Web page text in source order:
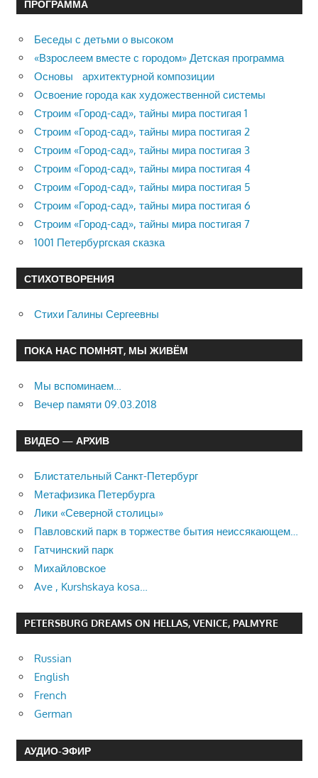
ПРОГРАММА
Беседы с детьми о высоком
«Взрослеем вместе с городом» Детская программа
Основы архитектурной композиции
Освоение города как художественной системы
Строим «Город-сад», тайны мира постигая 1
Строим «Город-сад», тайны мира постигая 2
Строим «Город-сад», тайны мира постигая 3
Строим «Город-сад», тайны мира постигая 4
Строим «Город-сад», тайны мира постигая 5
Строим «Город-сад», тайны мира постигая 6
Строим «Город-сад», тайны мира постигая 7
1001 Петербургская сказка
СТИХОТВОРЕНИЯ
Стихи Галины Сергеевны
ПОКА НАС ПОМНЯТ, МЫ ЖИВЁМ
Мы вспоминаем…
Вечер памяти 09.03.2018
ВИДЕО — АРХИВ
Блистательный Санкт-Петербург
Метафизика Петербурга
Лики «Северной столицы»
Павловский парк в торжестве бытия неиссякающем…
Гатчинский парк
Михайловское
Ave , Kurshskaya kosa…
PETERSBURG DREAMS ON HELLAS, VENICE, PALMYRE
Russian
English
French
German
АУДИО-ЭФИР